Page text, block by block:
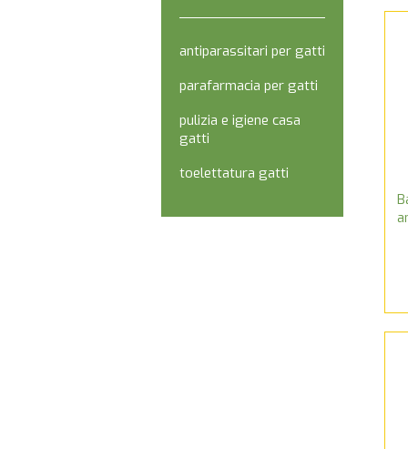
antiparassitari per gatti
parafarmacia per gatti
pulizia e igiene casa
gatti
toelettatura gatti